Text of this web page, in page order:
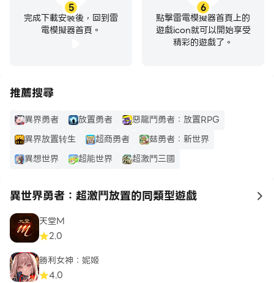
5
完成下載安裝後，回到雷
電模擬器首頁。
6
點擊雷電模擬器首頁上的
遊戲icon就可以開始享受
精彩的遊戲了。
推薦搜尋
異界勇者 放置勇者
惡龍鬥勇者：放置RPG
異界放置转生
超商勇者
菇勇者：新世界
異想世界
超能世界 超激鬥三國
異世界勇者：超激鬥放置的同類型遊戲 to
天堂M
2.0
勝利女神：妮姬
4.0